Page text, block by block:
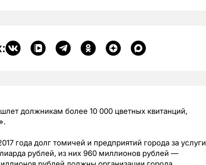
должникам более 10 000 цветных квитанций,
года долг томичей и предприятий города за услуги
рублей, из них 960 миллионов рублей —